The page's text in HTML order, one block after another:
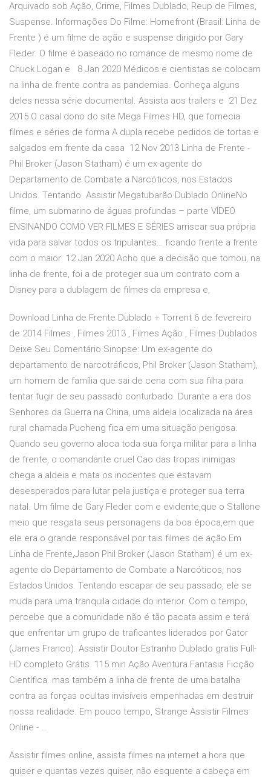
Arquivado sob Ação, Crime, Filmes Dublado, Reup de Filmes,
Suspense. Informações Do Filme: Homefront (Brasil: Linha de
Frente ) é um filme de ação e suspense dirigido por Gary
Fleder. O filme é baseado no romance de mesmo nome de
Chuck Logan e 8 Jan 2020 Médicos e cientistas se colocam
na linha de frente contra as pandemias. Conheça alguns
deles nessa série documental. Assista aos trailers e 21 Dez
2015 O casal dono do site Mega Filmes HD, que fornecia
filmes e séries de forma A dupla recebe pedidos de tortas e
salgados em frente da casa 12 Nov 2013 Linha de Frente -
Phil Broker (Jason Statham) é um ex-agente do
Departamento de Combate a Narcóticos, nos Estados
Unidos. Tentando Assistir Megatubarão Dublado OnlineNo
filme, um submarino de águas profundas – parte VÍDEO
ENSINANDO COMO VER FILMES E SÉRIES arriscar sua própria
vida para salvar todos os tripulantes… ficando frente a frente
com o maior 12 Jan 2020 Acho que a decisão que tomou, na
linha de frente, foi a de proteger sua um contrato com a
Disney para a dublagem de filmes da empresa e,
Download Linha de Frente Dublado + Torrent 6 de fevereiro
de 2014 Filmes , Filmes 2013 , Filmes Ação , Filmes Dublados
Deixe Seu Comentário Sinopse: Um ex-agente do
departamento de narcotráficos, Phil Broker (Jason Statham),
um homem de família que sai de cena com sua filha para
tentar fugir de seu passado conturbado. Durante a era dos
Senhores da Guerra na China, uma aldeia localizada na área
rural chamada Pucheng fica em uma situação perigosa.
Quando seu governo aloca toda sua força militar para a linha
de frente, o comandante cruel Cao das tropas inimigas
chega a aldeia e mata os inocentes que estavam
desesperados para lutar pela justiça e proteger sua terra
natal. Um filme de Gary Fleder com e evidente,que o Stallone
meio que resgata seus personagens da boa época,em que
ele era o grande responsável por tais filmes de ação.Em
Linha de Frente,Jason Phil Broker (Jason Statham) é um ex-
agente do Departamento de Combate a Narcóticos, nos
Estados Unidos. Tentando escapar de seu passado, ele se
muda para uma tranquila cidade do interior. Com o tempo,
percebe que a comunidade não é tão pacata assim e terá
que enfrentar um grupo de traficantes liderados por Gator
(James Franco). Assistir Doutor Estranho Dublado gratis Full-
HD completo Grátis. 115 min Ação Aventura Fantasia Ficção
Científica. mas também a linha de frente de uma batalha
contra as forças ocultas invisíveis empenhadas em destruir
nossa realidade. Em pouco tempo, Strange Assistir Filmes
Online - …
Assistir filmes online, assista filmes na internet a hora que
quiser e quantas vezes quiser, não esquente a cabeça em